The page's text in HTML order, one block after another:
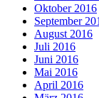
Oktober 2016
September
August 2016
Juli 2016
Juni 2016
Mai 2016
April 2016